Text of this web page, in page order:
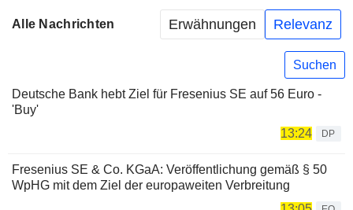
Alle Nachrichten Erwähnungen Relevanz
Suchen
Deutsche Bank hebt Ziel für Fresenius SE auf 56 Euro -
'Buy'
13:24
DP
Fresenius SE & Co. KGaA: Veröffentlichung gemäß § 50
WpHG mit dem Ziel der europaweiten Verbreitung